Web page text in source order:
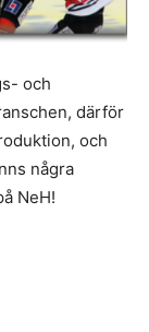
och
därför
och
några
NeH!